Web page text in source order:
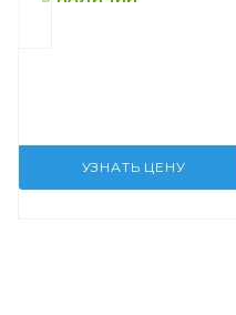
УЗНАТЬ ЦЕНУ